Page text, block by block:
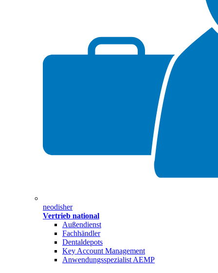
neodisher
Vertrieb national
Außendienst
Fachhändler
Dentaldepots
Key Account Management
Anwendungsspezialist AEMP